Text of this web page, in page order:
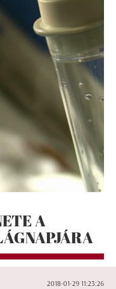
A
2018-01-29 11:23:26